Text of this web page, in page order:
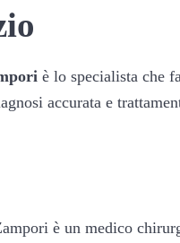
è lo specialista che
accurata e
è un medico